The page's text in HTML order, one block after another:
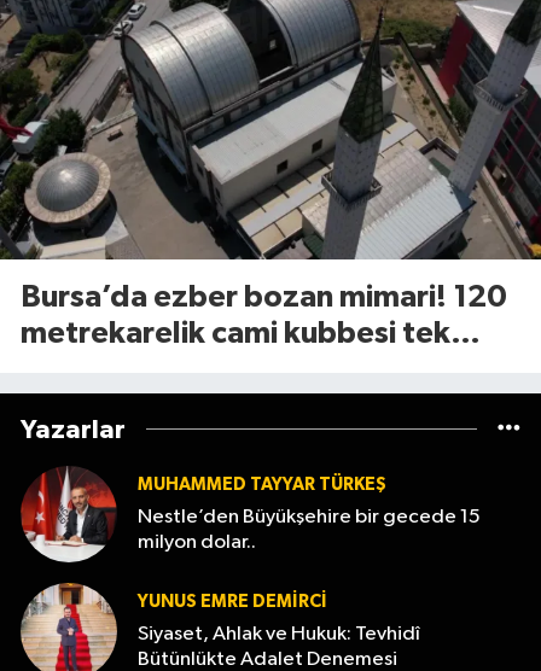
Bursa’da ezber bozan mimari! 120
metrekarelik cami kubbesi tek
Yazarlar
MUHAMMED TAYYAR TÜRKEŞ
Nestle’den Büyükşehire bir gecede 15
milyon dolar..
YUNUS EMRE DEMIRCI
Siyaset, Ahlak ve Hukuk: Tevhidî
Bütünlükte Adalet Denemesi